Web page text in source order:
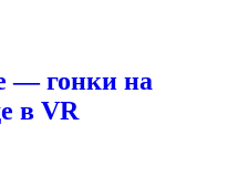
— гонки на
в VR